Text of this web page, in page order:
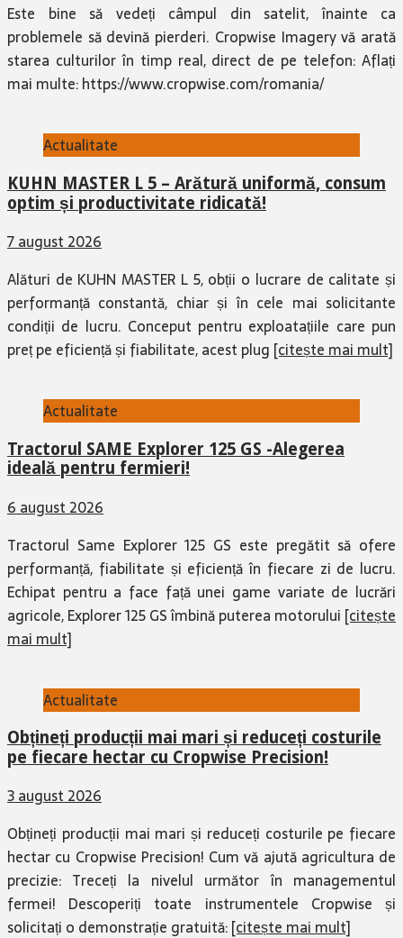
Este bine să vedeți câmpul din satelit, înainte ca
problemele să devină pierderi. Cropwise Imagery vă arată
starea culturilor în timp real, direct de pe telefon: Aflați
mai multe: https://www.cropwise.com/romania/
Actualitate
KUHN MASTER L 5 – Arătură uniformă, consum
optim și productivitate ridicată!
7 august 2026
Alături de KUHN MASTER L 5, obții o lucrare de calitate și
performanță constantă, chiar și în cele mai solicitante
condiții de lucru. Conceput pentru exploatațiile care pun
preț pe eficiență și fiabilitate, acest plug [citește mai mult]
Actualitate
Tractorul SAME Explorer 125 GS -Alegerea
ideală pentru fermieri!
6 august 2026
Tractorul Same Explorer 125 GS este pregătit să ofere
performanță, fiabilitate și eficiență în fiecare zi de lucru.
Echipat pentru a face față unei game variate de lucrări
agricole, Explorer 125 GS îmbină puterea motorului [citește
mai mult]
Actualitate
Obțineți producții mai mari și reduceți costurile
pe fiecare hectar cu Cropwise Precision!
3 august 2026
Obțineți producții mai mari și reduceți costurile pe fiecare
hectar cu Cropwise Precision! Cum vă ajută agricultura de
precizie: Treceți la nivelul următor în managementul
fermei! Descoperiți toate instrumentele Cropwise și
solicitați o demonstrație gratuită:[citește mai mult]